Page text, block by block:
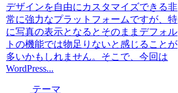
デザインを自由にカスタマイズできる非
常に強力なプラットフォームですが、特
に写真の表示となるとそのままデフォル
トの機能では物足りないと感じることが
多いかもしれません。そこで、今回は
WordPress...
テーマ